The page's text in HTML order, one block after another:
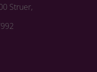
Struer,